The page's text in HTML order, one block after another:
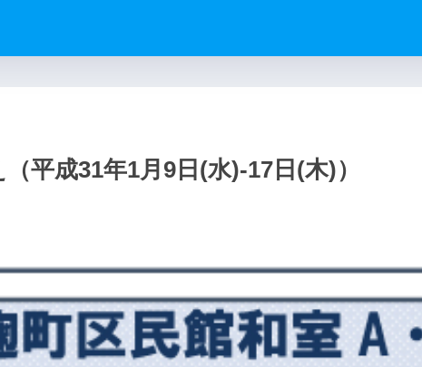
平成31年1月9日(水)-17日(木)）